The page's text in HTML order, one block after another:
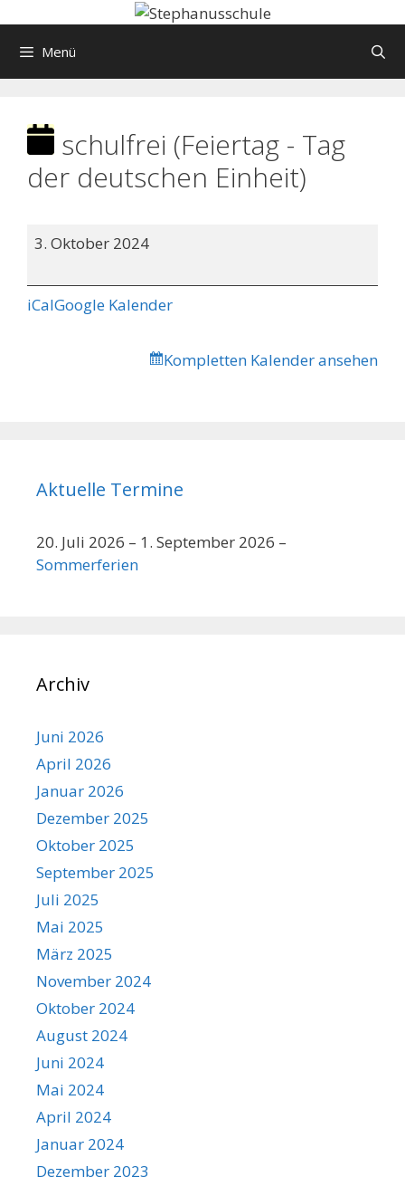
Inhalt Menü
schulfrei (Feiertag - Tag
der deutschen Einheit)
schulfrei
-
Tag
3. Oktober 2024
iCalGoogle Kalender
Kompletten Kalender ansehen
Aktuelle Termine
20. Juli 2026 – 1. September 2026 –
Sommerferien
Archiv
Juni 2026
April 2026
Januar 2026
Dezember 2025
Oktober 2025
September 2025
Juli 2025
Mai 2025
März 2025
November 2024
Oktober 2024
August 2024
Juni 2024
Mai 2024
April 2024
Januar 2024
Dezember 2023